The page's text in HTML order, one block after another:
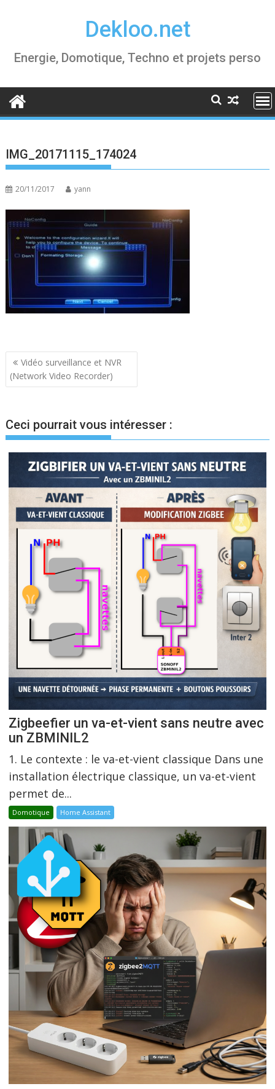
Dekloo.net
Energie, Domotique, Techno et projets perso
IMG_20171115_174024
20/11/2017 yann
Navigation
de
Vidéo surveillance et NVR
(Network Video Recorder)
Ceci pourrait vous intéresser :
Zigbeefier un va-et-vient sans neutre avec
un ZBMINIL2
1. Le contexte : le va-et-vient classique Dans une
installation électrique classique, un va-et-vient
permet de...
Domotique Home Assistant